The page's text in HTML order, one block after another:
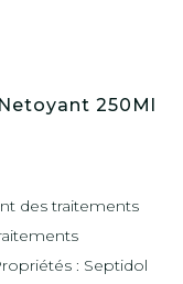
250Ml
des traitements
: Septidol